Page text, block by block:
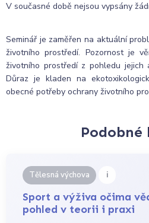
V současné době nejsou vypsány
Seminář je zaměřen na aktuální
životního prostředí. Pozornost je
životního prostředí z pohledu jejich
Důraz je kladen na
obecné potřeby ochrany životního
Podobné
Tělesná výchova i
Sport a výživa očima
pohled v teorii i praxi